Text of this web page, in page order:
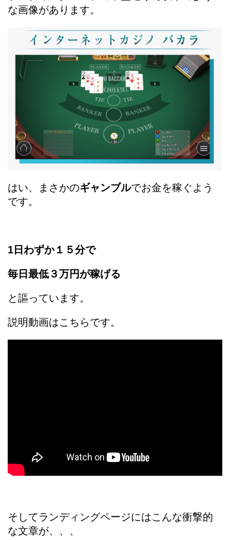
な画像があります。
はい、まさかのギャンブルでお金を稼ぐよう
です。
1日わずか１５分で
毎日最低３万円が稼げる
と謳っています。
説明動画はこちらです。
そしてランディングページにはこんな衝撃的
な文章が、、、